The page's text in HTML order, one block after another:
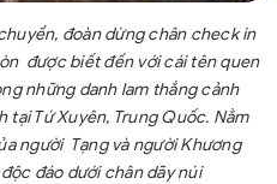
đoàn dừng chân check in
được biết đến với cái tên quen
những danh lam thắng cảnh
Tứ Xuyên, Trung Quốc. Nằm
người Tạng và người Khương
đáo dưới chân dãy núi